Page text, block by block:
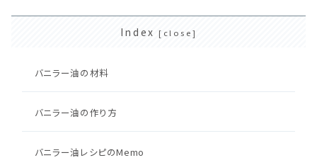
Index
バニラー油の材料
バニラー油の作り方
バニラー油レシピのMemo